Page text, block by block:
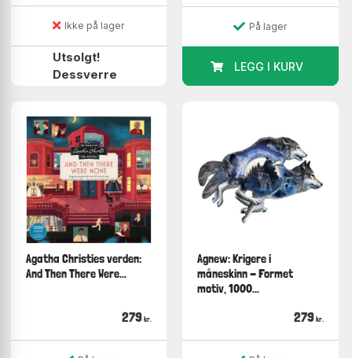
Ikke på lager
Utsolgt!
Dessverre
På lager
LEGG I KURV
Agatha Christies verden:
And Then There Were...
279 kr.
Agnew: Krigere i
måneskinn - Formet
motiv, 1000...
279 kr.